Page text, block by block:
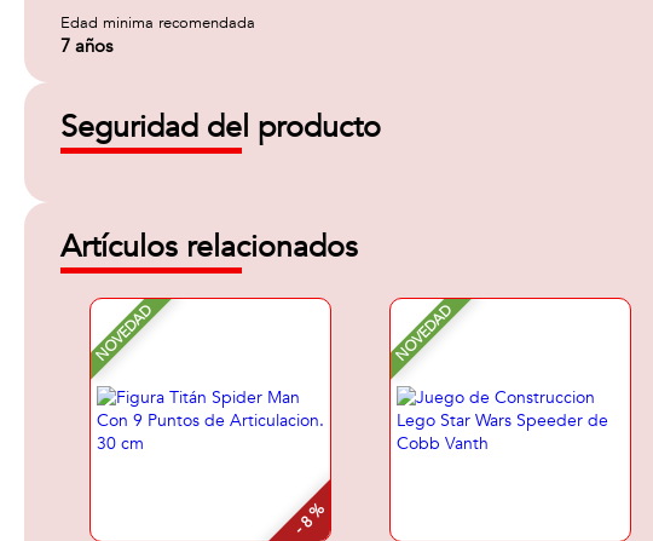
Edad minima recomendada
7 años
Seguridad del producto
Artículos relacionados
NOVEDAD
- 8 %
NOVEDAD